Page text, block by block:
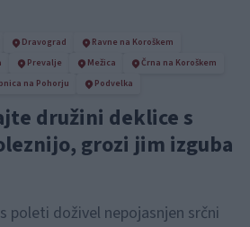
Dravograd
Ravne na Koroškem
Prevalje Mežica
Črna na Koroškem
na Pohorju Podvelka
družini deklice s
grozi jim izguba
poleti doživel nepojasnjen srčni